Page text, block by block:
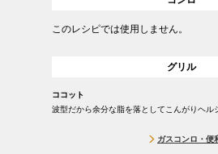
このレシピでは使用しません。
グリル
ココット
波型だから余分な脂を落としてこんがりヘル
ガスコンロ・便